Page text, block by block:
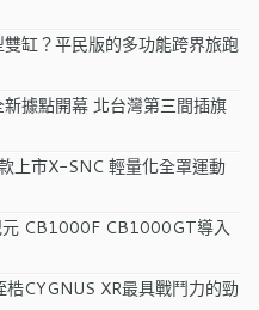
缸？平民版的多功能跨界旅跑
新據點開幕 北台灣第三間插旗
上市X-SNC 輕量化全罩運動
元 CB1000F CB1000GT導入
梏CYGNUS XR最具戰鬥力的勁